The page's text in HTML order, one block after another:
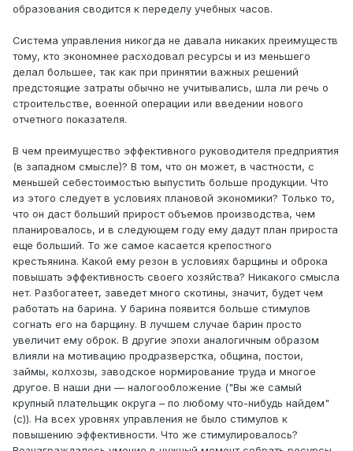
образования сводится к переделу учебных часов.
Система управления никогда не давала никаких преимуществ
тому, кто экономнее расходовал ресурсы и из меньшего
делал большее, так как при принятии важных решений
предстоящие затраты обычно не учитывались, шла ли речь о
строительстве, военной операции или введении нового
отчетного показателя.
В чем преимущество эффективного руководителя предприятия
(в западном смысле)? В том, что он может, в частности, с
меньшей себестоимостью выпустить больше продукции. Что
из этого следует в условиях плановой экономики? Только то,
что он даст больший прирост объемов производства, чем
планировалось, и в следующем году ему дадут план прироста
еще больший. То же самое касается крепостного
крестьянина. Какой ему резон в условиях барщины и оброка
повышать эффективность своего хозяйства? Никакого смысла
нет. Разбогатеет, заведет много скотины, значит, будет чем
работать на барина. У барина появится больше стимулов
согнать его на барщину. В лучшем случае барин просто
увеличит ему оброк. В другие эпохи аналогичным образом
влияли на мотивацию продразверстка, община, постои,
займы, колхозы, заводское нормирование труда и многое
другое. В наши дни — налогообложение ("Вы же самый
крупный плательщик округа – по любому что-нибудь найдем"
(с)). На всех уровнях управления не было стимулов к
повышению эффективности. Что же стимулировалось?